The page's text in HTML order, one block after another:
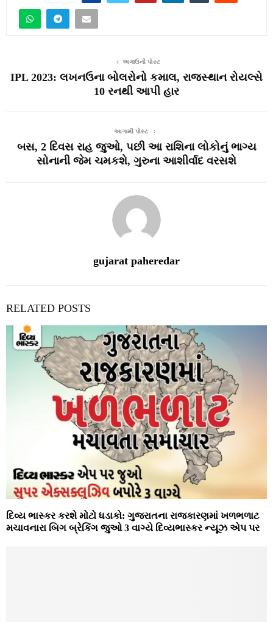
અગાઉની પોસ્ટ
IPL 2023: લખનઉના બોલરોનો કમાલ, રાજસ્થાન રોયલ્સે
10 રનથી આપી હાર
આગામી પોસ્ટ
બસ, 2 દિવસ રાહ જુઓ, પછી આ રાશિના લોકોનું ભાગ્ય
સોનાની જેમ ચમકશે, ગુરુના આશીર્વાદ વરસશે
gujarat paheredar
RELATED POSTS
દિવ્ય ભાસ્કર કરશે મોટો ધડાકો: ગુજરાતના રાજકારણમાં ખળભળાટ
મચાવનારા બિગ બ્રેકિંગ જુઓ 3 વાગ્યે દિવ્યભાસ્કર ન્યૂઝ એપ પર